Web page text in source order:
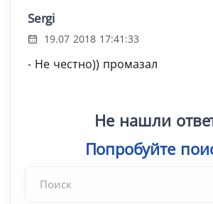
Sergi
19.07 2018 17:41:33
- Не честно)) промазал
Не нашли
Попробуйте